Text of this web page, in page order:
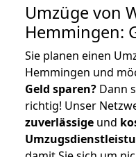
Umzüge von
Hemmingen:
Sie planen einen
Hemmingen und
Geld sparen? Dann
richtig! Unser
zuverlässige und